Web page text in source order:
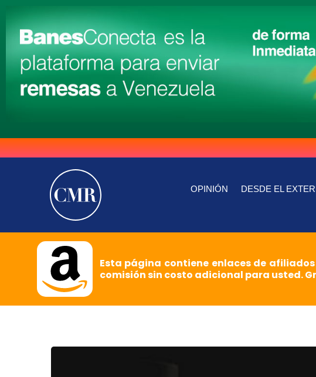
OPINIÓN DESDE EL
Esta página contiene enlaces de
comisión sin costo adicional para usted.